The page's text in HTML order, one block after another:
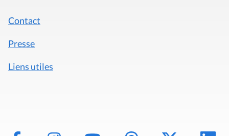
Contact
Presse
Liens utiles